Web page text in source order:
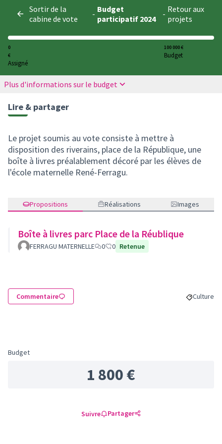
Sortir de la
cabine de vote
- Budget
participatif 2024
- Retour aux
projets
0
€
Assigné
100 000 €
Budget
Plus d'informations sur le budget
Lire & partager
Le projet soumis au vote consiste à mettre à
disposition des riverains, place de la République, une
boîte à livres préalablement décoré par les élèves de
l'école maternelle René-Ferragu.
Propositions Réalisations Images
Boîte à livres parc Place de la Réublique
FERRAGU MATERNELLE 0 0 Retenue
Commentaire Filtrer
Culture
Budget
1 800 €
Suivre Partager
Panneau de gestion des cookies